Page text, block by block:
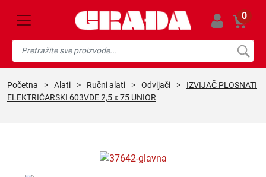
0
početna > alati > ručni alati > odvijači >
IZVIJAČ PLOSNATI
ELEKTRIČARSKI 603VDE 2,5 x 75 UNIOR